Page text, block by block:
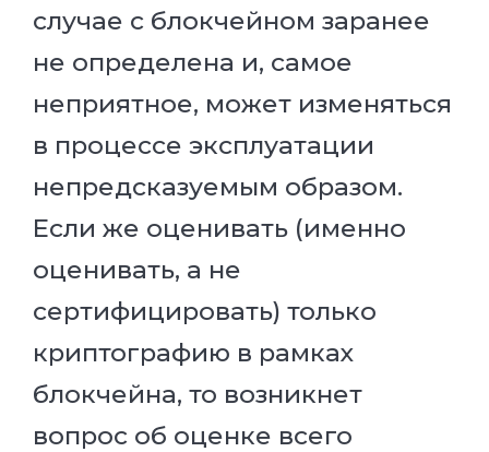
случае с блокчейном заранее
не определена и, самое
неприятное, может изменяться
в процессе эксплуатации
непредсказуемым образом.
Если же оценивать (именно
оценивать, а не
сертифицировать) только
криптографию в рамках
блокчейна, то возникнет
вопрос об оценке всего